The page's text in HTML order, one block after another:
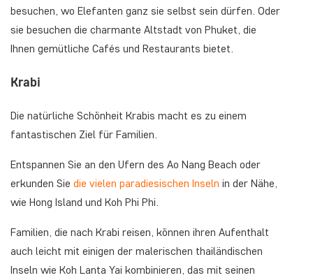
besuchen, wo Elefanten ganz sie selbst sein dürfen. Oder
sie besuchen die charmante Altstadt von Phuket, die
Ihnen gemütliche Cafés und Restaurants bietet.
Krabi
Die natürliche Schönheit Krabis macht es zu einem
fantastischen Ziel für Familien.
Entspannen Sie an den Ufern des Ao Nang Beach oder
erkunden Sie die vielen paradiesischen Inseln in der Nähe,
wie Hong Island und Koh Phi Phi.
Familien, die nach Krabi reisen, können ihren Aufenthalt
auch leicht mit einigen der malerischen thailändischen
Inseln wie Koh Lanta Yai kombinieren, das mit seinen